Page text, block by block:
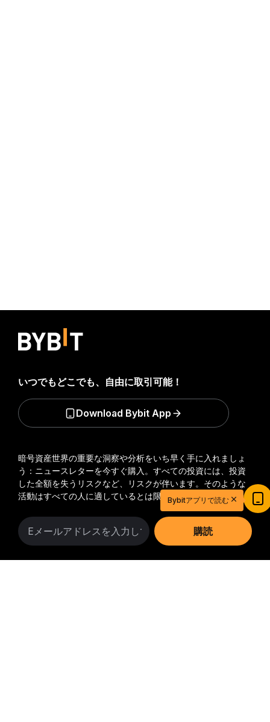
暗号資産世界の重要な洞察や分析をいち早く手に入れましょ
う：ニュースレターを今すぐ購入。 すべての投資には、投資
した全額を失うリスクなど、リスクが伴います。そのような
活動はすべての人に適しているとは限りません。
購読
いつでもどこでも、自由に取引可能！
Download Bybit App
20ドル相当の特典ゲットで取引を始めよう
新規登録＆取引で20ドル相当の獲得チャンス！Bybitアプリで読む